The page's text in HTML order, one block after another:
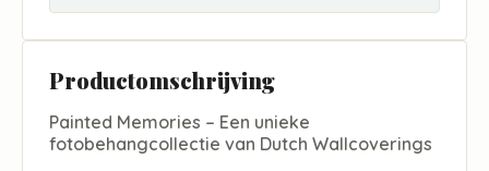
Productomschrijving
Painted Memories – Een unieke
fotobehangcollectie van Dutch Wallcoverings